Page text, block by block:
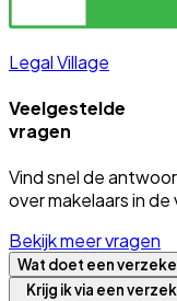
Legal Village
Veelgestelde
vragen
Vind snel de
over makelaars in
Bekijk meer vragen
Wat doet een
Krijg ik via een